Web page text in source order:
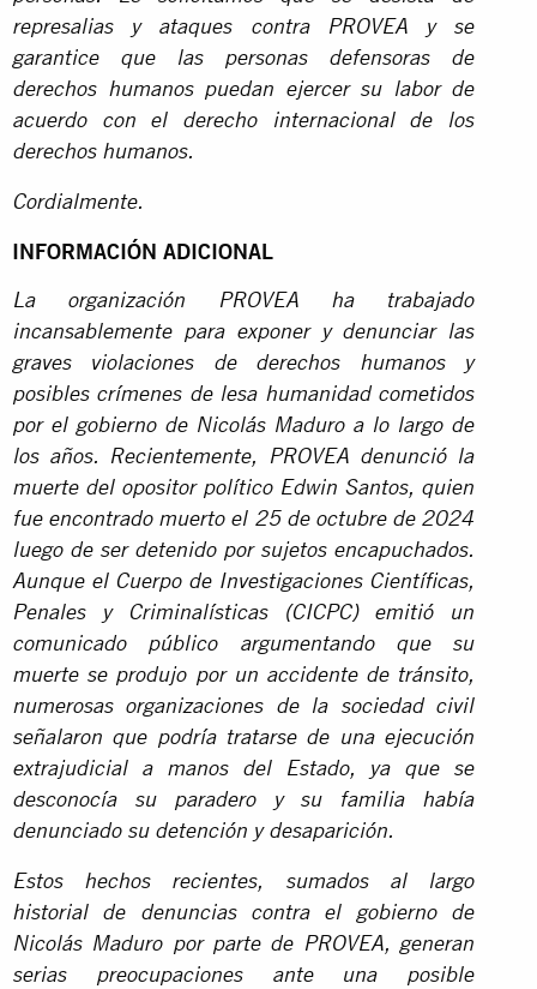
represalias y ataques contra PROVEA y se
garantice que las personas defensoras de
derechos humanos puedan ejercer su labor de
acuerdo con el derecho internacional de los
derechos humanos.
Cordialmente.
INFORMACIÓN ADICIONAL
La organización PROVEA ha trabajado
incansablemente para exponer y denunciar las
graves violaciones de derechos humanos y
posibles crímenes de lesa humanidad cometidos
por el gobierno de Nicolás Maduro a lo largo de
los años. Recientemente, PROVEA denunció la
muerte del opositor político Edwin Santos, quien
fue encontrado muerto el 25 de octubre de 2024
luego de ser detenido por sujetos encapuchados.
Aunque el Cuerpo de Investigaciones Científicas,
Penales y Criminalísticas (CICPC) emitió un
comunicado público argumentando que su
muerte se produjo por un accidente de tránsito,
numerosas organizaciones de la sociedad civil
señalaron que podría tratarse de una ejecución
extrajudicial a manos del Estado, ya que se
desconocía su paradero y su familia había
denunciado su detención y desaparición.
Estos hechos recientes, sumados al largo
historial de denuncias contra el gobierno de
Nicolás Maduro por parte de PROVEA, generan
serias preocupaciones ante una posible